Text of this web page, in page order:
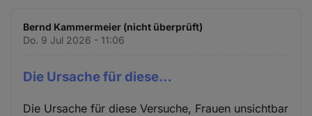
Bernd Kammermeier (nicht überprüft)
Do. 9 Jul 2026 - 11:06
Die Ursache für diese…
Die Ursache für diese Versuche, Frauen unsichtbar